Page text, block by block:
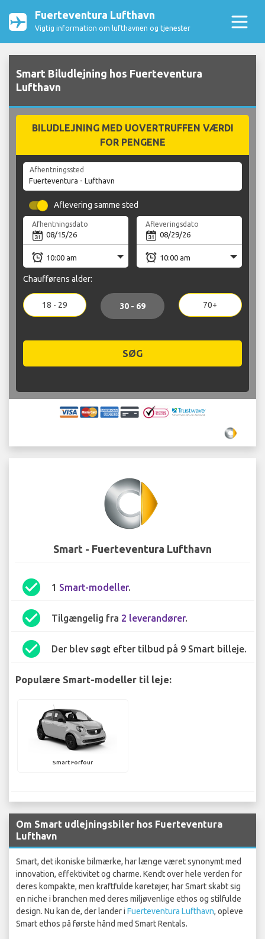
Fuerteventura Lufthavn
Vigtig information om lufthavnen og tjenester
Smart Biludlejning hos Fuerteventura
Lufthavn
BILUDLEJNING MED UOVERTRUFFEN VÆRDI
FOR PENGENE
Afhentningssted
Aflevering samme sted
Afhentningsdato Afleveringsdato
Chaufførens alder:
18 - 29 30 - 69 70+
SØG
Smart - Fuerteventura Lufthavn
check_circle 1 Smart-modeller.
check_circle Tilgængelig fra 2 leverandører.
check_circle Der blev søgt efter tilbud på 9 Smart billeje.
Populære Smart-modeller til leje:
Smart Forfour
Om Smart udlejningsbiler hos Fuerteventura
Lufthavn
Smart, det ikoniske bilmærke, har længe været synonymt med
innovation, effektivitet og charme. Kendt over hele verden for
deres kompakte, men kraftfulde køretøjer, har Smart skabt sig
en niche i branchen med deres miljøvenlige ethos og stilfulde
design. Nu kan de, der lander i Fuerteventura Lufthavn, opleve
Smart ethos på første hånd med Smart Rentals.